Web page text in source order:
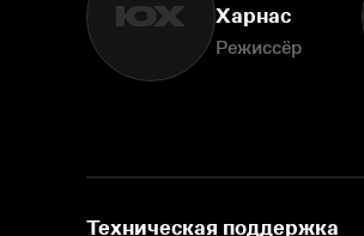
ЮХ
Харнас
Режиссёр
Техническая поддержка